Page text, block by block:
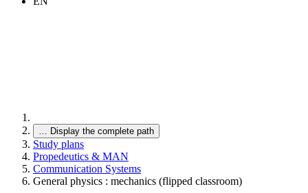
… Display the complete path
Study plans
Propedeutics & MAN
Communication Systems
General physics : mechanics (flipped classroom)